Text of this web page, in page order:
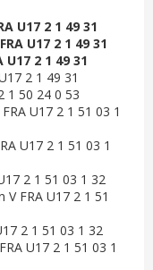
U17 2 1 49 31
U17 2 1 49 31
2 1 49 31
2 1 49 31
1 50 24 0 53
U17 2 1 51 03 1
U17 2 1 51 03 1
2 1 51 03 1 32
FRA U17 2 1 51
2 1 51 03 1 32
U17 2 1 51 03 1